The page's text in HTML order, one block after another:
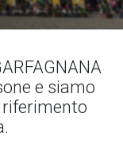
e siamo